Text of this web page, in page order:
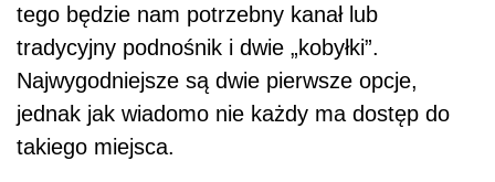
tego będzie nam potrzebny kanał lub
tradycyjny podnośnik i dwie „kobyłki”.
Najwygodniejsze są dwie pierwsze opcje,
jednak jak wiadomo nie każdy ma dostęp do
takiego miejsca.